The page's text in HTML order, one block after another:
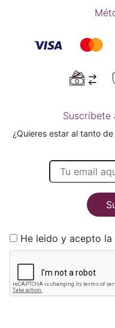
Suscríbete
¿Quieres estar al tanto
He leido y acepto la